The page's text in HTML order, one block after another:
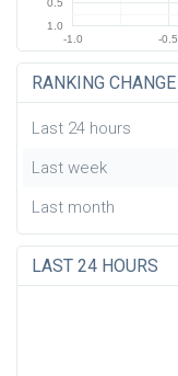
-1.0 -0.5
0.5
1.0
RANKING CHANGE
Last 24 hours
Last week
Last month
LAST 24 HOURS